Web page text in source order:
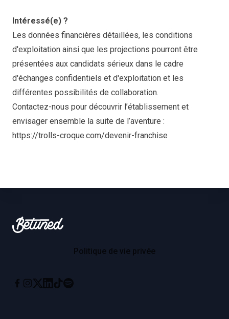
Intéressé(e) ?
Les données financières détaillées, les conditions
d'exploitation ainsi que les projections pourront être
présentées aux candidats sérieux dans le cadre
d'échanges confidentiels et d'exploitation et les
différentes possibilités de collaboration.
Contactez-nous pour découvrir l’établissement et
envisager ensemble la suite de l’aventure :
https://trolls-croque.com/devenir-franchise
Betuned
Politique de vie privée
Instagram
X Linkedin
TiktokSpotify